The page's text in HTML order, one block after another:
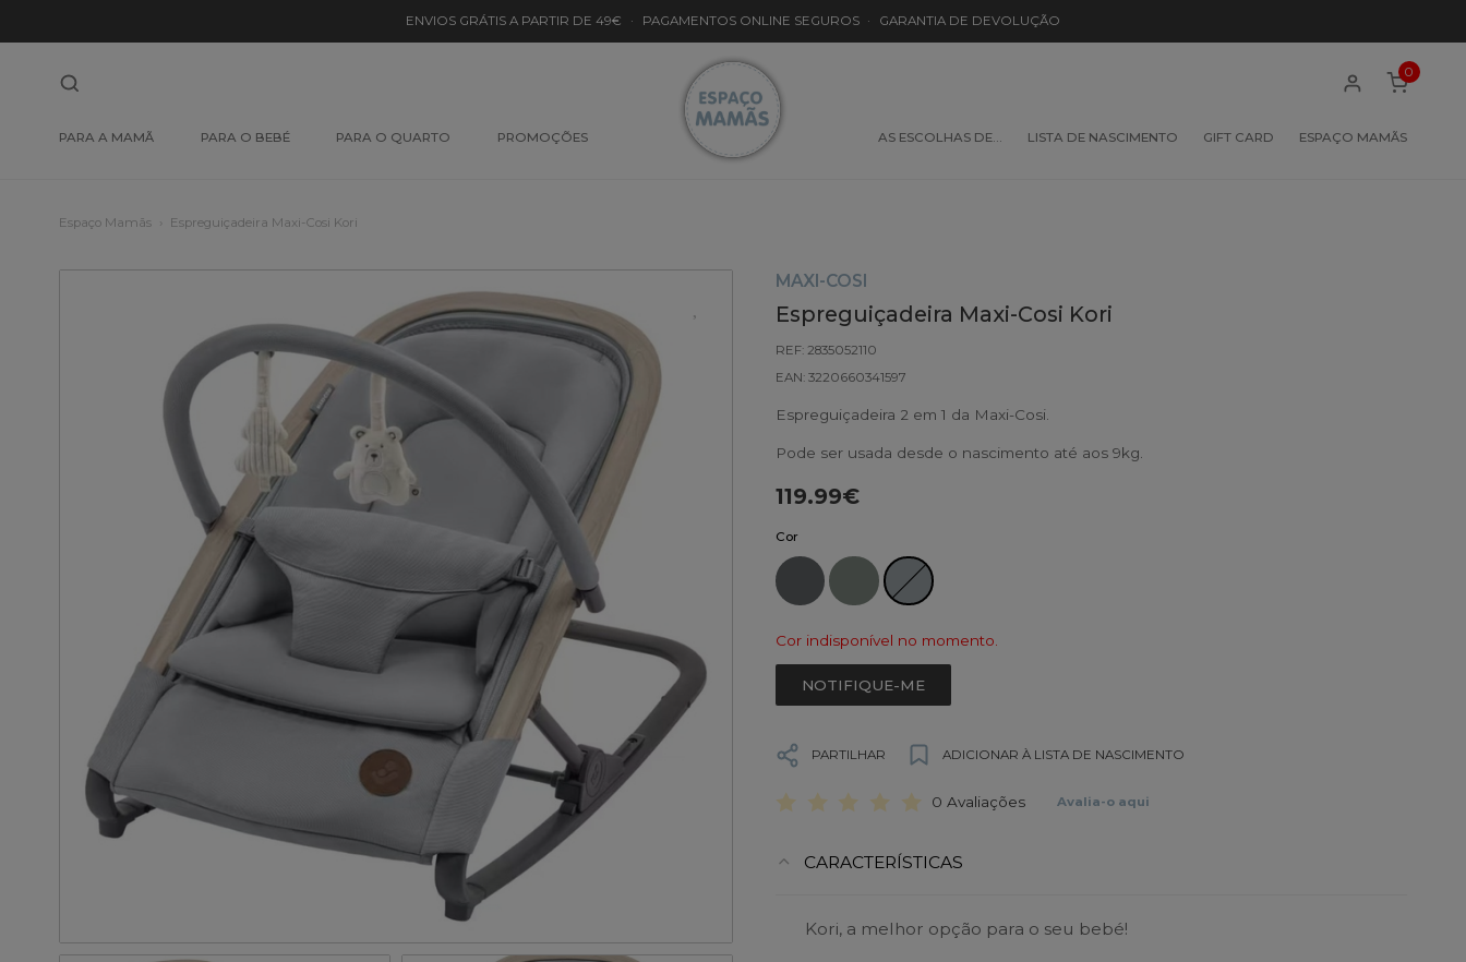
ENVIOS GRÁTIS A PARTIR DE 49€ · PAGAMENTOS ONLINE SEGUROS · GARANTIA DE DEVOLUÇÃO
PARA A MAMÃ PARA O BEBÉ PARA O QUARTO PROMOÇÕES AS ESCOLHAS DE… LISTA DE NASCIMENTO GIFT CARD ESPAÇO MAMÃS
0
Espaço Mamãs Espreguiçadeira Maxi-Cosi Kori
MAXI-COSI
Espreguiçadeira Maxi-Cosi Kori
REF: 2835052110
EAN: 3220660341597
Espreguiçadeira 2 em 1 da Maxi-Cosi.
Pode ser usada desde o nascimento até aos 9kg.
119.99€
Cor
Cor indisponível no momento.
NOTIFIQUE-ME
PARTILHAR ADICIONAR À LISTA DE NASCIMENTO
0 Avaliações Avalia-o aqui
CARACTERÍSTICAS
Kori, a melhor opção para o seu bebé!